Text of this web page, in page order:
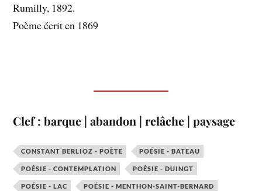
Rumilly, 1892.
Poème écrit en 1869
Clef : barque | abandon | relâche | paysage
CONSTANT BERLIOZ - POÈTE POÉSIE - BATEAU
POÉSIE - CONTEMPLATION POÉSIE - DUINGT
POÉSIE - LAC POÉSIE - MENTHON-SAINT-BERNARD